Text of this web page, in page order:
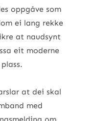
oppgåve som
ei lang rekke
at naudsynt
eit moderne
plass.
at dei skal
med
om